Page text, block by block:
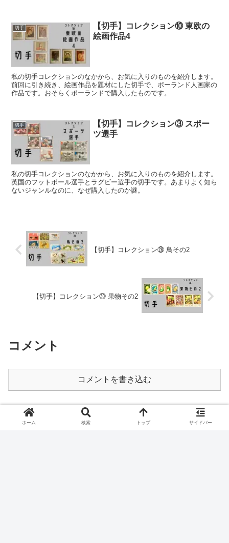
切手
【切手】コレクション⑩ 東欧の
絵画作品4
私の切手コレクションのなかから、お気に入りのものを紹介します。
前回に引き続き、絵画作品を題材にした切手で、ポーランド人画家の
作品です。おそらくポーランドで購入したものです。
切手
【切手】コレクション③ スポー
ツ選手
私の切手コレクションのなかから、お気に入りのものを紹介します。
英国のフットボール選手とラグビー選手の切手です。あまりよく知ら
ないジャンルなのに、なぜ購入したのか謎。
【切手】コレクション㉘ 鳥その2
【切手】コレクション㉚ 果物その2
コメント
コメントを書き込む
ホーム
ホーム 検索 トップ サイドバー